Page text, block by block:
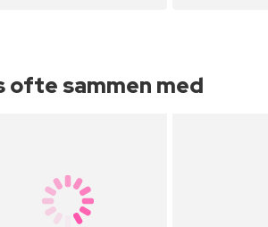
ofte sammen med